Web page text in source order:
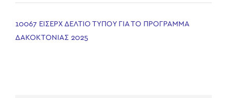
10067 ΕΙΣΕΡΧ ΔΕΛΤΙΟ ΤΥΠΟΥ ΓΙΑ ΤΟ ΠΡΟΓΡΑΜΜΑ
ΔΑΚΟΚΤΟΝΙΑΣ 2025